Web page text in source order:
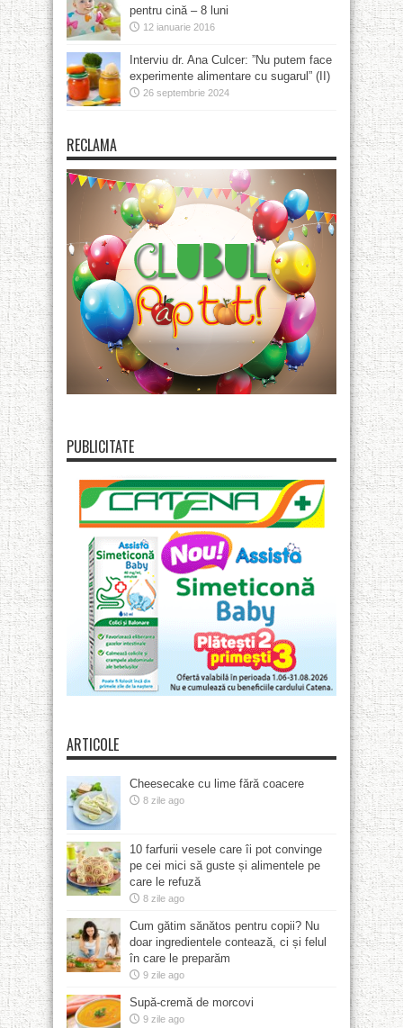
pentru cină – 8 luni
12 ianuarie 2016
Interviu dr. Ana Culcer: ”Nu putem face
experimente alimentare cu sugarul” (II)
26 septembrie 2024
RECLAMA
PUBLICITATE
ARTICOLE
Cheesecake cu lime fără coacere
8 zile ago
10 farfurii vesele care îi pot convinge
pe cei mici să guste și alimentele pe
care le refuză
8 zile ago
Cum gătim sănătos pentru copii? Nu
doar ingredientele contează, ci și felul
în care le preparăm
9 zile ago
Supă-cremă de morcovi
9 zile ago